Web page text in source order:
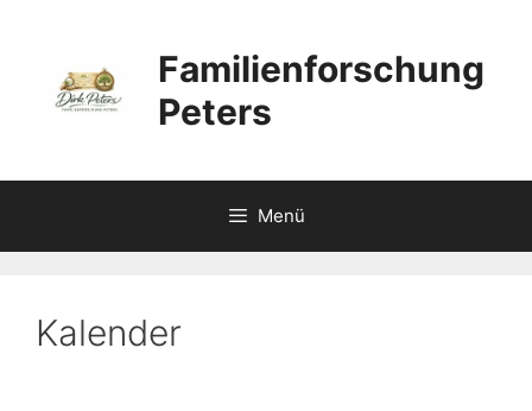
springen
Familienforschung
Peters
Menü
Kalender